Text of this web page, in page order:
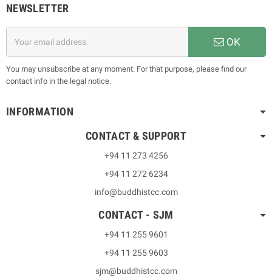
NEWSLETTER
OK
You may unsubscribe at any moment. For that purpose, please find our
contact info in the legal notice.
INFORMATION
CONTACT & SUPPORT
+94 11 273 4256
+94 11 272 6234
info@buddhistcc.com
CONTACT - SJM
+94 11 255 9601
+94 11 255 9603
sjm@buddhistcc.com